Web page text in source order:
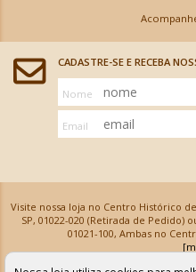
CADASTRE-SE E RECEBA
Nome
Email
Visite nossa loja no Centro Histórico
SP, 01022-020 (Retirada de Pedido)
01021-100, Ambas no
Armarinhos Santa Cecília